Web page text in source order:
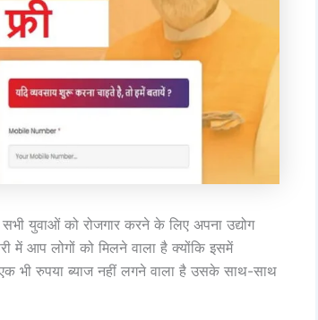
युवाओं को रोजगार करने के लिए अपना उद्योग
में आप लोगों को मिलने वाला है क्योंकि इसमें
भी रुपया ब्याज नहीं लगने वाला है उसके साथ-साथ